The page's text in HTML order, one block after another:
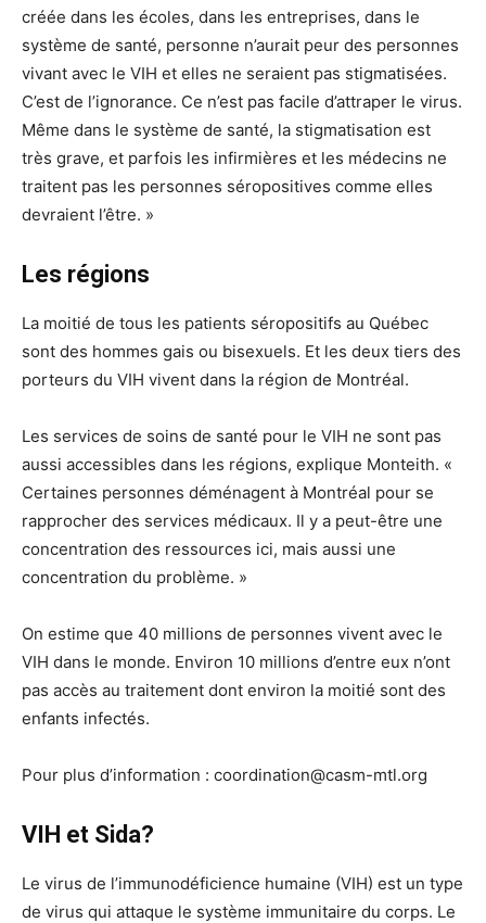
créée dans les écoles, dans les entreprises, dans le
système de santé, personne n’aurait peur des personnes
vivant avec le VIH et elles ne seraient pas stigmatisées.
C’est de l’ignorance. Ce n’est pas facile d’attraper le virus.
Même dans le système de santé, la stigmatisation est
très grave, et parfois les infirmières et les médecins ne
traitent pas les personnes séropositives comme elles
devraient l’être. »
Les régions
La moitié de tous les patients séropositifs au Québec
sont des hommes gais ou bisexuels. Et les deux tiers des
porteurs du VIH vivent dans la région de Montréal.
Les services de soins de santé pour le VIH ne sont pas
aussi accessibles dans les régions, explique Monteith. «
Certaines personnes déménagent à Montréal pour se
rapprocher des services médicaux. Il y a peut-être une
concentration des ressources ici, mais aussi une
concentration du problème. »
On estime que 40 millions de personnes vivent avec le
VIH dans le monde. Environ 10 millions d’entre eux n’ont
pas accès au traitement dont environ la moitié sont des
enfants infectés.
Pour plus d’information : coordination@casm-mtl.org
VIH et Sida?
Le virus de l’immunodéficience humaine (VIH) est un type
de virus qui attaque le système immunitaire du corps. Le